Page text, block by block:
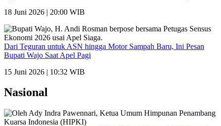
18 Juni 2026 | 20:00 WIB
Dari Teguran untuk ASN hingga Motor Sampah Baru, Ini Pesan
Bupati Wajo Saat Apel Pagi
15 Juni 2026 | 10:32 WIB
Nasional